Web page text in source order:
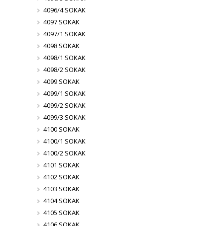
4096/4 SOKAK
4097 SOKAK
4097/1 SOKAK
4098 SOKAK
4098/1 SOKAK
4098/2 SOKAK
4099 SOKAK
4099/1 SOKAK
4099/2 SOKAK
4099/3 SOKAK
4100 SOKAK
4100/1 SOKAK
4100/2 SOKAK
4101 SOKAK
4102 SOKAK
4103 SOKAK
4104 SOKAK
4105 SOKAK